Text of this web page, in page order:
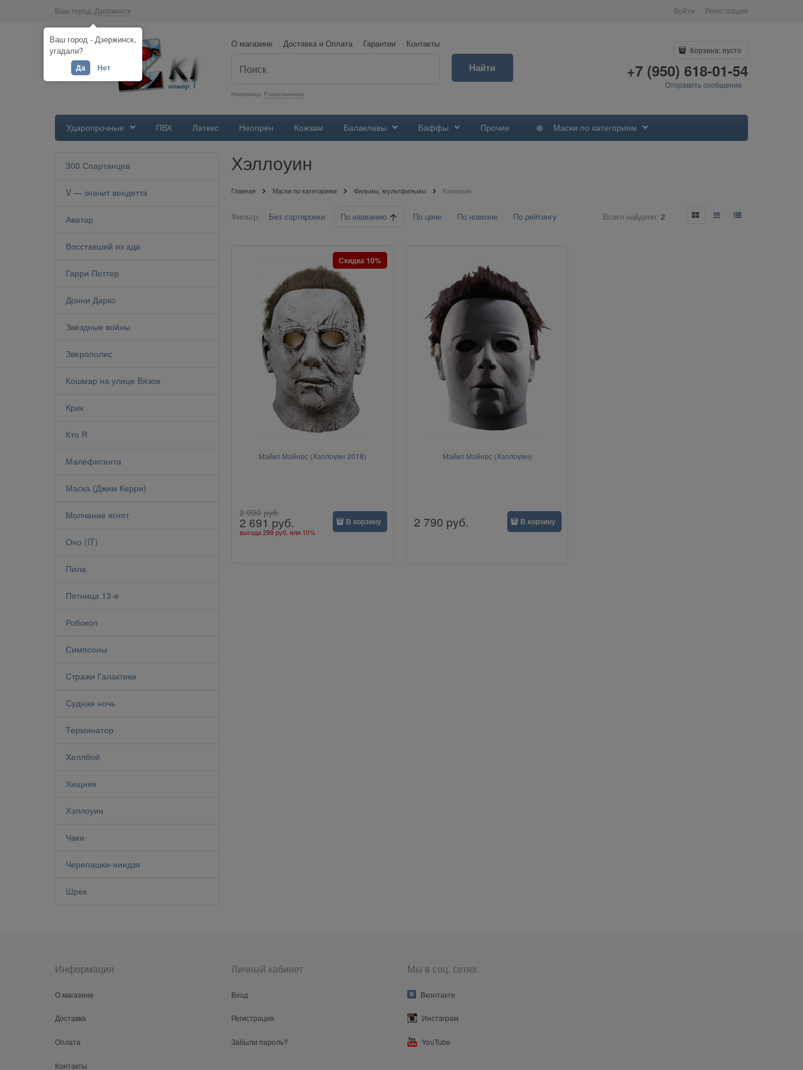
Ваш город: Дзержинск Войти Регистрация
О магазине Доставка и Оплата Гарантии Контакты
Например: Раскольников
Найти
Корзина: пусто
+7 (950) 618-01-54
Отправить сообщение
Ударопрочные ПВХ Латекс Неопрен Кожзам Балаклавы Баффы Прочие Маски по категориям
300 Спартанцев
V — значит вендетта
Аватар
Восставший из ада
Гарри Поттер
Донни Дарко
Звёздные войны
Зверополис
Кошмар на улице Вязов
Крик
Кто Я
Малефисента
Маска (Джим Керри)
Молчание ягнят
Оно (IT)
Пила
Пятница 13-е
Робокоп
Симпсоны
Стражи Галактики
Судная ночь
Терминатор
Хеллбой
Хищник
Хэллоуин
Чаки
Черепашки-ниндзя
Шрек
Хэллоуин
Главная Маски по категориям Фильмы, мультфильмы Хэллоуин
Фильтр: Без сортировки По названию По цене По новизне По рейтингу Всего найдено: 2
Майкл Майерс (Хэллоуин 2018)
Скидка 10%
2 990 руб.
2 691 руб.
выгода299 руб. или 10%
В корзину
Майкл Майерс (Хэллоуин)
2 790 руб. В корзину
Информация
О магазине
Доставка
Оплата
Контакты
Личный кабинет
Вход
Регистрация
Забыли пароль?
Мы в соц. сетях
Вконтакте
Инстаграм
YouTube
Ваш город - Дзержинск,
угадали?
Да Нет